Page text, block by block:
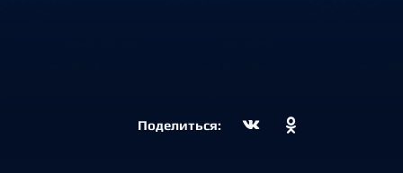
Поделиться: